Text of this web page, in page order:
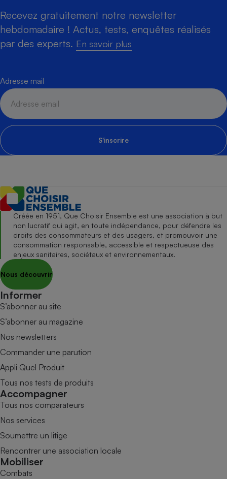
Recevez gratuitement notre newsletter
hebdomadaire ! Actus, tests, enquêtes réalisés
par des experts. En savoir plus
Adresse mail
S'inscrire
Créée en 1951, Que Choisir Ensemble est une association à but
non lucratif qui agit, en toute indépendance, pour défendre les
droits des consommateurs et des usagers, et promouvoir une
consommation responsable, accessible et respectueuse des
enjeux sanitaires, sociétaux et environnementaux.
Nous découvrir
Informer
S’abonner au site
S’abonner au magazine
Nos newsletters
Commander une parution
Appli Quel Produit
Tous nos tests de produits
Accompagner
Tous nos comparateurs
Nos services
Soumettre un litige
Rencontrer une association locale
Mobiliser
Combats